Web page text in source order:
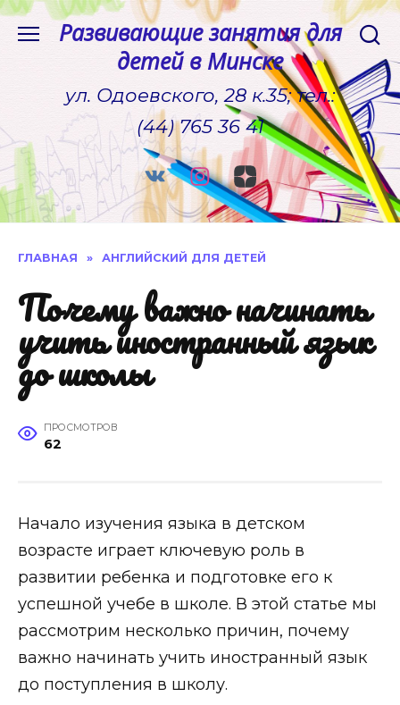
Перейти
Развивающие занятия для
детей в Минске
ул. Одоевского, 28 к.35; тел.:
(44) 765 36 41
ГЛАВНАЯ » АНГЛИЙСКИЙ ДЛЯ ДЕТЕЙ
Почему важно начинать
учить иностранный язык
до школы
ПРОСМОТРОВ
62
Начало изучения языка в детском
возрасте играет ключевую роль в
развитии ребенка и подготовке его к
успешной учебе в школе. В этой статье мы
рассмотрим несколько причин, почему
важно начинать учить иностранный язык
до поступления в школу.